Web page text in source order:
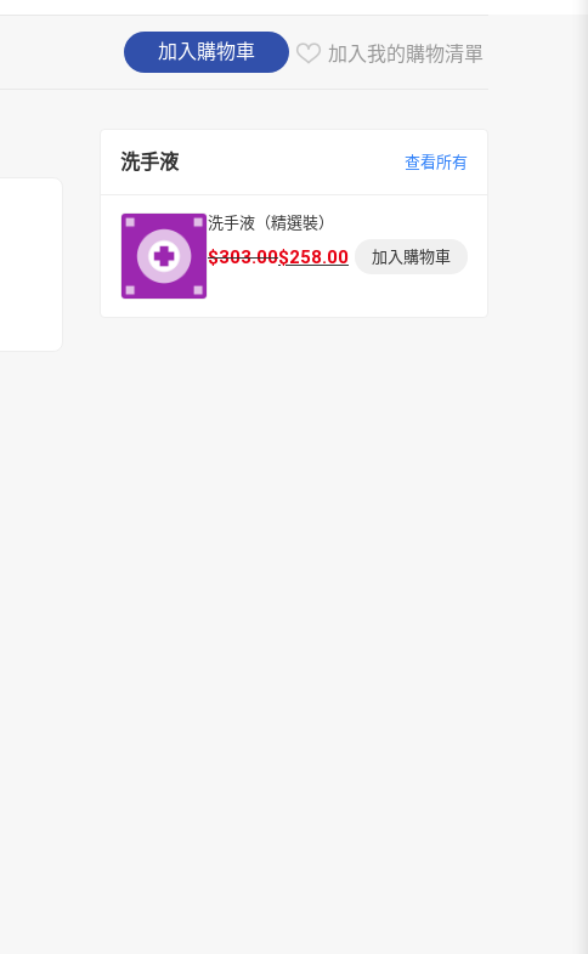
加入購物車 加入我的購物清單
洗手液 查看所有
洗手液（精選裝）
$303.00
原
$258.00
目
加入購物車